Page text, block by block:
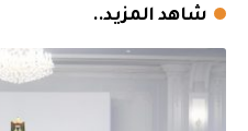
شاهد المزيد..